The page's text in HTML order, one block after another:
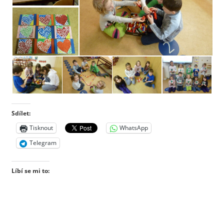
Sdílet:
Tisknout
WhatsApp
Telegram
Líbí se mi to: